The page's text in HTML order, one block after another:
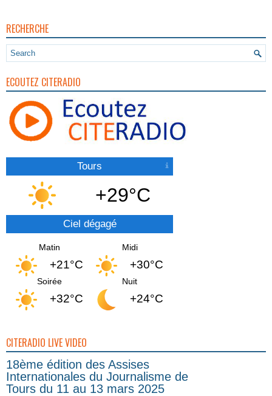
RECHERCHE
ECOUTEZ CITERADIO
Tours
+29°C
Ciel dégagé
Matin
+21°C
Midi
+30°C
Soirée
+32°C
Nuit
+24°C
CITERADIO LIVE VIDEO
18ème édition des Assises
Internationales du Journalisme de
Tours du 11 au 13 mars 2025